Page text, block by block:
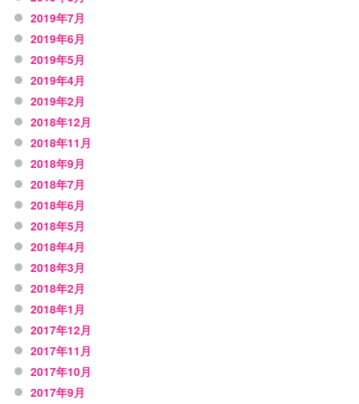
2019年7月
2019年6月
2019年5月
2019年4月
2019年2月
2018年12月
2018年11月
2018年9月
2018年7月
2018年6月
2018年5月
2018年4月
2018年3月
2018年2月
2018年1月
2017年12月
2017年11月
2017年10月
2017年9月